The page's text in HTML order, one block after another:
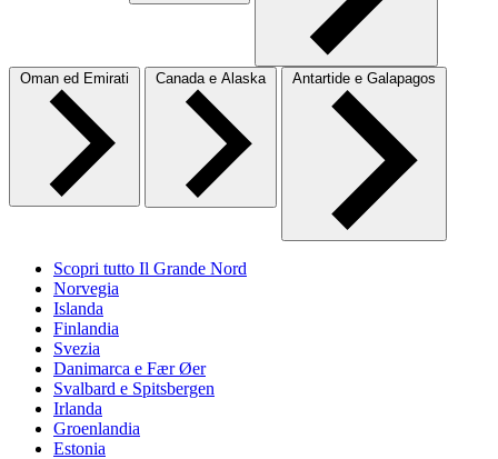
Oman ed Emirati Canada e Alaska Antartide e Galapagos
Scopri tutto Il Grande Nord
Norvegia
Islanda
Finlandia
Svezia
Danimarca e Fær Øer
Svalbard e Spitsbergen
Irlanda
Groenlandia
Estonia